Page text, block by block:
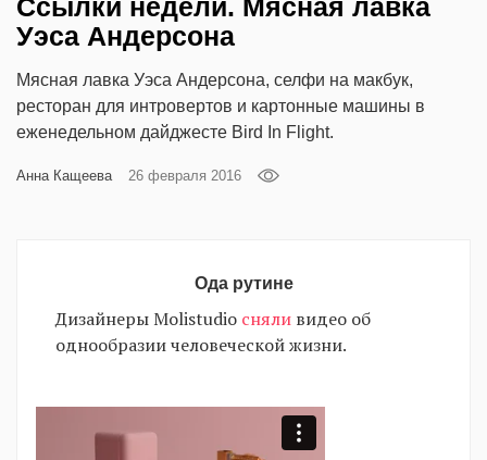
Ссылки недели. Мясная лавка
Уэса Андерсона
Мясная лавка Уэса Андерсона, селфи на макбук,
ресторан для интровертов и картонные машины в
еженедельном дайджесте Bird In Flight.
Анна Кащеева 26 февраля 2016
Ода рутине
Дизайнеры Molistudio сняли видео об
однообразии человеческой жизни.